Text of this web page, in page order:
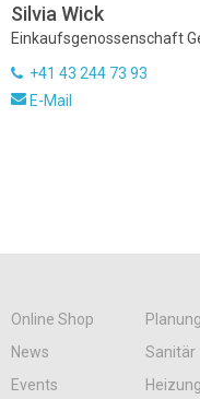
Silvia Wick
Einkaufsgenossenschaft
+41 43 244 73 93
E-Mail
Online Shop
Planung
News
Sanitär
Events
Heizung